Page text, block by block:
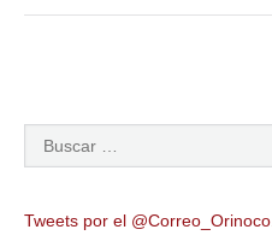
Tweets por el @Correo_Orinoco.